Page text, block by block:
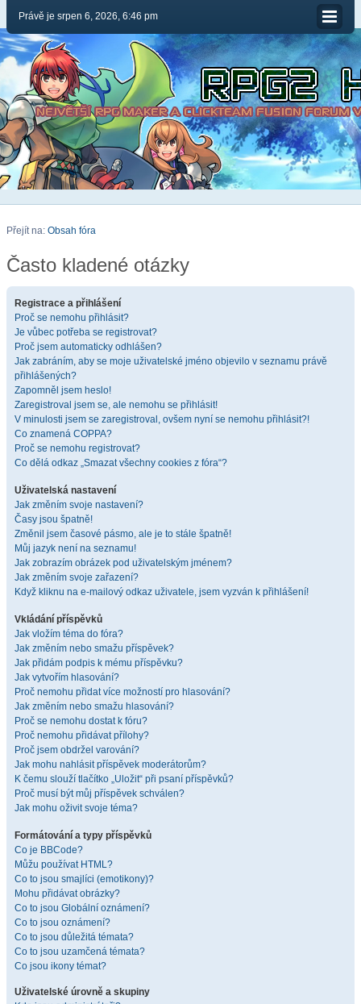
Právě je srpen 6, 2026, 6:46 pm
Přejít na: Obsah fóra
Často kladené otázky
Registrace a přihlášení
Proč se nemohu přihlásit?
Je vůbec potřeba se registrovat?
Proč jsem automaticky odhlášen?
Jak zabráním, aby se moje uživatelské jméno objevilo v seznamu právě
přihlášených?
Zapomněl jsem heslo!
Zaregistroval jsem se, ale nemohu se přihlásit!
V minulosti jsem se zaregistroval, ovšem nyní se nemohu přihlásit?!
Co znamená COPPA?
Proč se nemohu registrovat?
Co dělá odkaz „Smazat všechny cookies z fóra“?
Uživatelská nastavení
Jak změním svoje nastavení?
Časy jsou špatně!
Změnil jsem časové pásmo, ale je to stále špatně!
Můj jazyk není na seznamu!
Jak zobrazím obrázek pod uživatelským jménem?
Jak změním svoje zařazení?
Když kliknu na e-mailový odkaz uživatele, jsem vyzván k přihlášení!
Vkládání příspěvků
Jak vložím téma do fóra?
Jak změním nebo smažu příspěvek?
Jak přidám podpis k mému příspěvku?
Jak vytvořím hlasování?
Proč nemohu přidat více možností pro hlasování?
Jak změním nebo smažu hlasování?
Proč se nemohu dostat k fóru?
Proč nemohu přidávat přílohy?
Proč jsem obdržel varování?
Jak mohu nahlásit příspěvek moderátorům?
K čemu slouží tlačítko „Uložit“ při psaní příspěvků?
Proč musí být můj příspěvek schválen?
Jak mohu oživit svoje téma?
Formátování a typy příspěvků
Co je BBCode?
Můžu používat HTML?
Co to jsou smajlíci (emotikony)?
Mohu přidávat obrázky?
Co to jsou Globální oznámení?
Co to jsou oznámení?
Co to jsou důležitá témata?
Co to jsou uzamčená témata?
Co jsou ikony témat?
Uživatelské úrovně a skupiny